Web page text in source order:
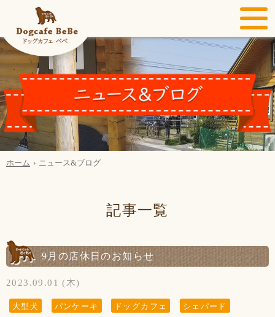
ホーム ニュース&ブログ
記事一覧
9月の店休日のお知らせ
2023.09.01 (木)
大型犬 パンケーキ ドッグカフェ シェパード